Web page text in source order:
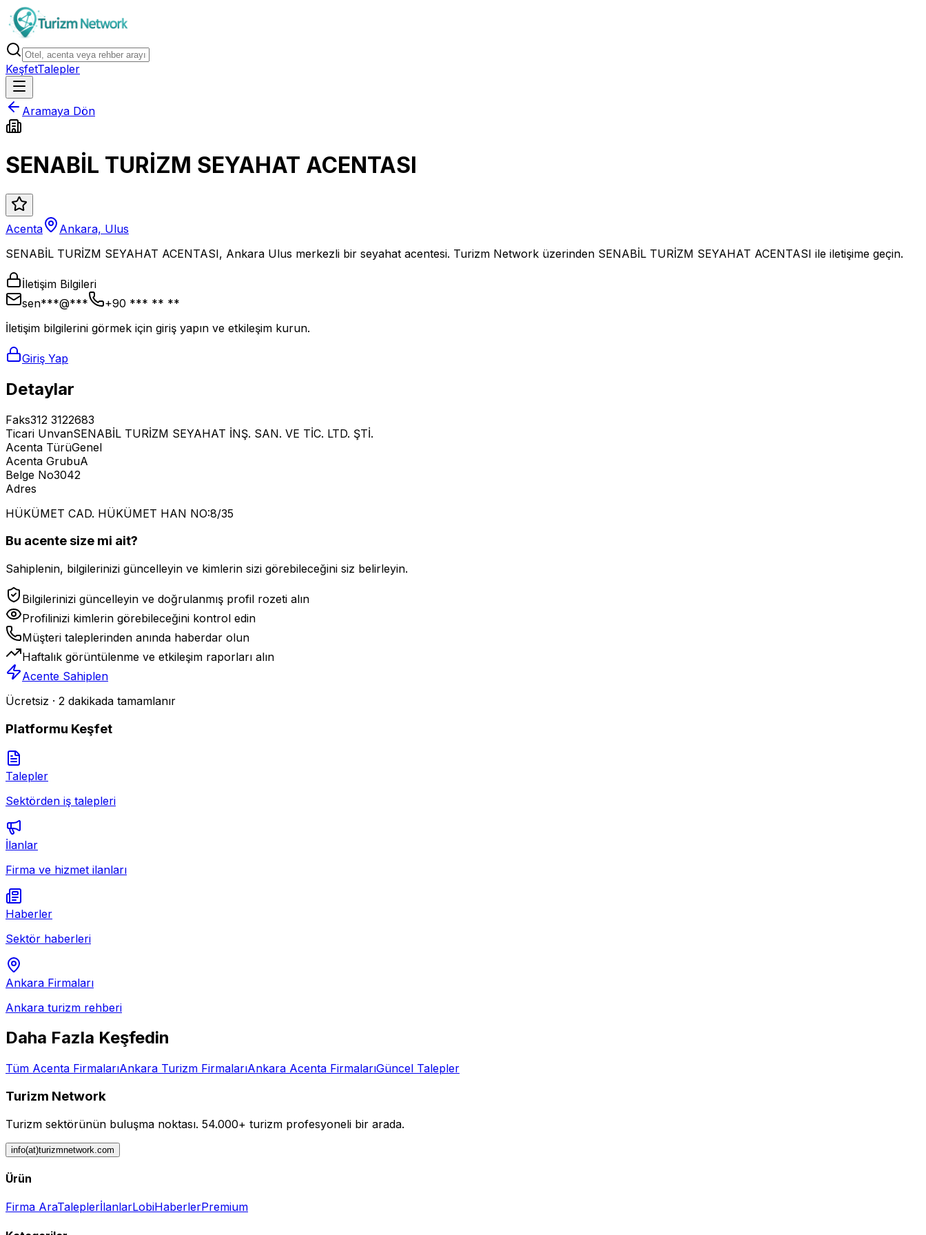
KeşfetTalepler
Aramaya Dön
SENABİL TURİZM SEYAHAT ACENTASI
Acenta
Ankara, Ulus
SENABİL TURİZM SEYAHAT ACENTASI, Ankara Ulus merkezli bir seyahat acentesi. Turizm Network üzerinden SENABİL TURİZM SEYAHAT ACENTASI ile iletişime geçin.
İletişim Bilgileri
sen***@***
+90 *** ** **
İletişim bilgilerini görmek için giriş yapın ve etkileşim kurun.
Giriş Yap
Detaylar
Faks312 3122683
Ticari UnvanSENABİL TURİZM SEYAHAT İNŞ. SAN. VE TİC. LTD. ŞTİ.
Acenta TürüGenel
Acenta GrubuA
Belge No3042
Adres
HÜKÜMET CAD. HÜKÜMET HAN NO:8/35
Bu acente size mi ait?
Sahiplenin, bilgilerinizi güncelleyin ve kimlerin sizi görebileceğini siz belirleyin.
Bilgilerinizi güncelleyin ve doğrulanmış profil rozeti alın
Profilinizi kimlerin görebileceğini kontrol edin
Müşteri taleplerinden anında haberdar olun
Haftalık görüntülenme ve etkileşim raporları alın
Acente Sahiplen
Ücretsiz · 2 dakikada tamamlanır
Platformu Keşfet
Talepler
Sektörden iş talepleri
İlanlar
Firma ve hizmet ilanları
Haberler
Sektör haberleri
Ankara Firmaları
Ankara turizm rehberi
Daha Fazla Keşfedin
Tüm Acenta FirmalarıAnkara Turizm FirmalarıAnkara Acenta FirmalarıGüncel Talepler
Turizm Network
Turizm sektörünün buluşma noktası. 54.000+ turizm profesyoneli bir arada.
info(at)turizmnetwork.com
Ürün
Firma AraTaleplerİlanlarLobiHaberlerPremium